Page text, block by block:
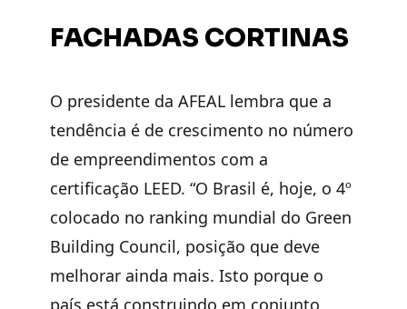
FACHADAS CORTINAS
O presidente da AFEAL lembra que a
tendência é de crescimento no número
de empreendimentos com a
certificação LEED. “O Brasil é, hoje, o 4º
colocado no ranking mundial do Green
Building Council, posição que deve
melhorar ainda mais. Isto porque o